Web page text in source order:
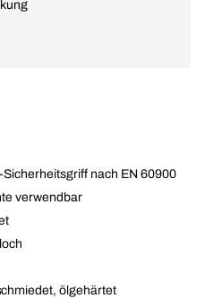
nach EN 60900
verwendbar
ölgehärtet